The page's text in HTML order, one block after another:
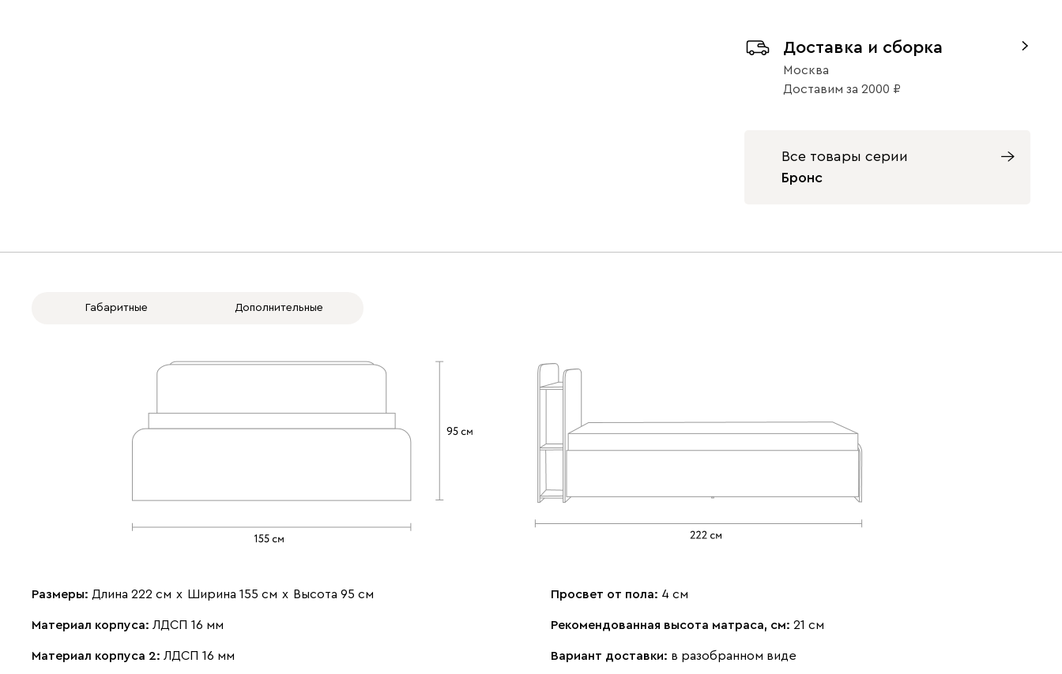
Терракотовый
33 990
Доставка и сборка
Москва
Доставим за 2000
Все товары серии
Бронс
Габаритные Дополнительные
Размеры: Длина 222 см х Ширина 155 см х Высота 95 см
Материал корпуса: ЛДСП 16 мм
Материал корпуса 2: ЛДСП 16 мм
Просвет от пола: 4 см
Рекомендованная высота матраса, см: 21 см
Вариант доставки: в разобранном виде